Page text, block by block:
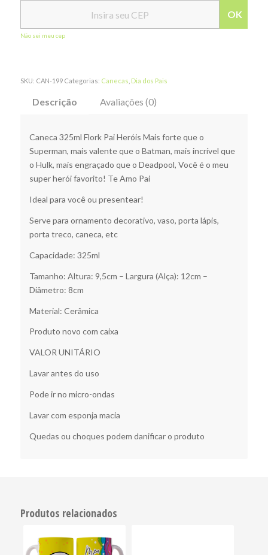
OK
Não sei meu cep
SKU: CAN-199 Categorias: Canecas Dia dos Pais
Descrição Avaliações (0)
Caneca 325ml Flork Pai Heróis Mais forte que o
Superman, mais valente que o Batman, mais incrível que
o Hulk, mais engraçado que o Deadpool, Você é o meu
super herói favorito! Te Amo Pai
Ideal para você ou presentear!
Serve para ornamento decorativo, vaso, porta lápis,
porta treco, caneca, etc
Capacidade: 325ml
Tamanho: Altura: 9,5cm – Largura (Alça): 12cm –
Diâmetro: 8cm
Material: Cerâmica
Produto novo com caixa
VALOR UNITÁRIO
Lavar antes do uso
Pode ir no micro-ondas
Lavar com esponja macia
Quedas ou choques podem danificar o produto
Produtos relacionados